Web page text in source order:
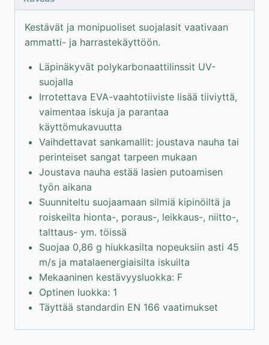
Kestävät ja monipuoliset suojalasit vaativaan
ammatti- ja harrastekäyttöön.
Läpinäkyvät polykarbonaattilinssit UV-
suojalla
Irrotettava EVA-vaahtotiiviste lisää tiiviyttä,
vaimentaa iskuja ja parantaa
käyttömukavuutta
Vaihdettavat sankamallit: joustava nauha tai
perinteiset sangat tarpeen mukaan
Joustava nauha estää lasien putoamisen
työn aikana
Suunniteltu suojaamaan silmiä kipinöiltä ja
roiskeilta hionta-, poraus-, leikkaus-, niitto-,
talttaus- ym. töissä
Suojaa 0,86 g hiukkasilta nopeuksiin asti 45
m/s ja matalaenergiaisilta iskuilta
Mekaaninen kestävyysluokka: F
Optinen luokka: 1
Täyttää standardin EN 166 vaatimukset